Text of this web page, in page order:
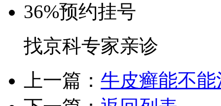
36%预约挂号
找京科专家亲诊
上一篇： 牛皮癣能不能